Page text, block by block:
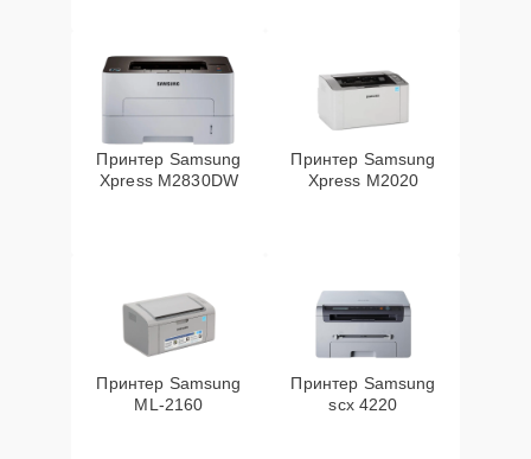
Принтер Samsung
Xpress M2830DW
Принтер Samsung
Xpress M2020
Принтер Samsung
ML-2160
Принтер Samsung
scx 4220